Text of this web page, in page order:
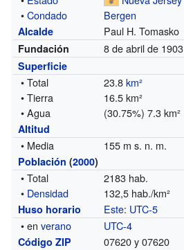
•Condado Bergen
Alcalde Paul H. Tomasko
Fundación 8 de abril de 1903
Superficie
• Total 23.8km²
• Tierra
16.5 km²
• Agua
(30.75%) 7.3 km²
Altitud
• Media 155 m s. n. m.
Población (2000)
• Total
2183 hab.
• Densidad 132,5 hab./km²
Huso horario Este: UTC-5
• enverano UTC-4
Código ZIP 07620 y 07620